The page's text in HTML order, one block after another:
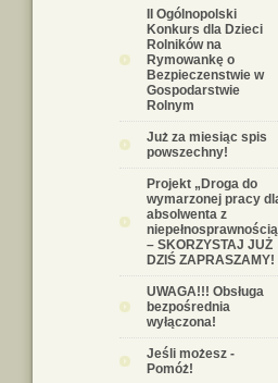
II Ogólnopolski
Konkurs dla Dzieci
Rolników na
Rymowankę o
Bezpieczenstwie w
Gospodarstwie
Rolnym
Już za miesiąc spis
powszechny!
Projekt „Droga do
wymarzonej pracy
absolwenta z
– SKORZYSTAJ JUŻ
DZIŚ ZAPRASZAMY!
UWAGA!!! Obsługa
bezpośrednia
wyłączona!
Jeśli możesz -
Pomóż!